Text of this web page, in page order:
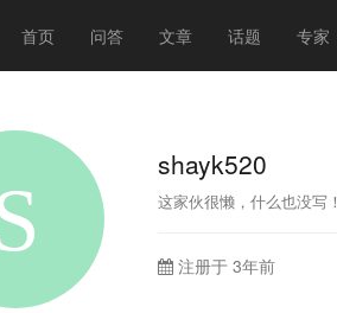
首页 问答 文章 话题 专家
shayk520
这家伙很懒，什么也没写！
注册于 3年前